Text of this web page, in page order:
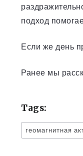
подход
Если же день
Ранее мы
Tags:
геомагнитная